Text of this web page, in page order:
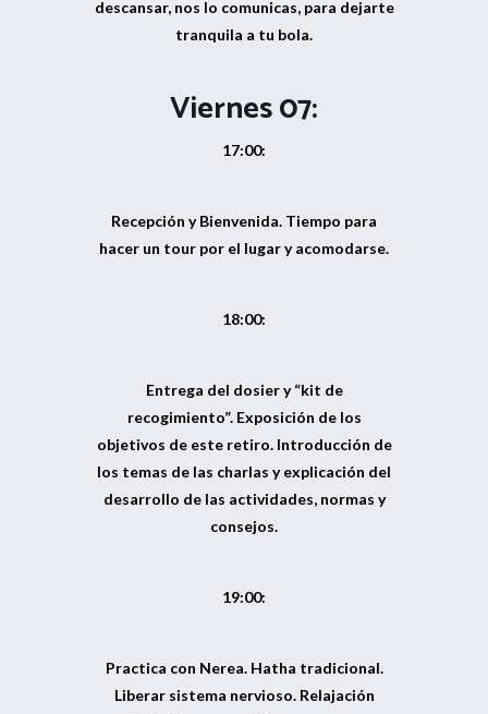
descansar, nos lo comunicas, para dejarte
tranquila a tu bola.
Viernes 07:
17:00:
Recepción y Bienvenida. Tiempo para
hacer un tour por el lugar y acomodarse.
18:00:
Entrega del dosier y “kit de
recogimiento”. Exposición de los
objetivos de este retiro. Introducción de
los temas de las charlas y explicación del
desarrollo de las actividades, normas y
consejos.
19:00:
Practica con Nerea. Hatha tradicional.
Liberar sistema nervioso. Relajación